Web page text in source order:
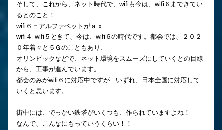
そして、これから、ネット時代で、wifiも今は、wifi６まできてい
るとのこと！
wifi６＝アルファベットがａｘ
wifi４ wifi５ときて、今は、wifi６の時代です。都会では、２０２
０年着々と５Ｇのこともあり、
オリンピックなどで、ネット環境をスムーズにしていくとの目線
から、工事が進んでいます。
都会のみがwifi６に対応中ですが、いずれ、日本全国に対応して
いくと思います。
街中には、でっかい鉄塔がいくつも、作られていますよね！
なんで、こんなにもっていうくらい！！